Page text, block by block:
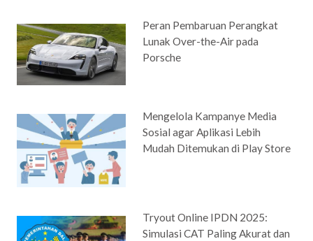
Peran Pembaruan Perangkat
Lunak Over-the-Air pada
Porsche
Mengelola Kampanye Media
Sosial agar Aplikasi Lebih
Mudah Ditemukan di Play Store
Tryout Online IPDN 2025:
Simulasi CAT Paling Akurat dan